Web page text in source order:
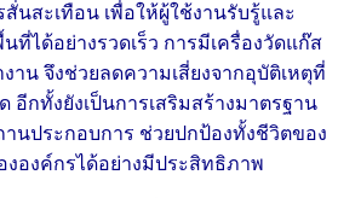
สั่นสะเทือน เพื่อให้ผู้ใช้งานรับรู้และ
ที่ได้อย่างรวดเร็ว การมีเครื่องวัดแก๊ส
าน จึงช่วยลดความเสี่ยงจากอุบัติเหตุที่
อีกทั้งยังเป็นการเสริมสร้างมาตรฐาน
นประกอบการ ช่วยปกป้องทั้งชีวิตของ
องค์กรได้อย่างมีประสิทธิภาพ